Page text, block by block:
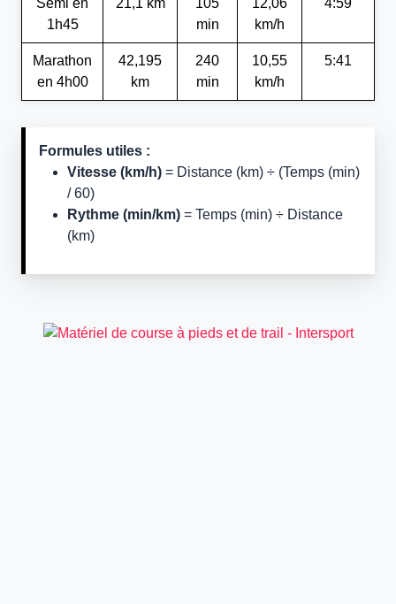
Semi en
1h45
21,1 km
105
min
12,06
km/h
4:59
Marathon
en 4h00
42,195
km
240
min
10,55
km/h
5:41
Formules utiles :
Vitesse (km/h) = Distance (km) ÷ (Temps (min)
/ 60)
Rythme (min/km) = Temps (min) ÷ Distance
(km)